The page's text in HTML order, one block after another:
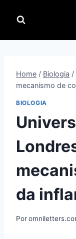
para
Home / Biologia /
mecanismo de
BIOLOGIA
da
Por